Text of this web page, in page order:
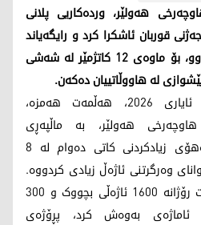
هەولێر، وردەکاریی پلانی
قوربان ئاشکرا کرد و رایگەیاند
کە هاوشێوەی ساڵانی رابردوو، بۆ ماوەی 12 کاتژمێر لە شەشی
لە هاووڵاتییان دەکەن.
ئەمڕۆ دووشەممە، 18ـی ئایاری 2026، هەڵمەت هەمزە،
هەولێر، بە ماڵپەڕی
کوردستان24ـی راگەیاند؛ بەهۆی زیادکردنی کاتی دەوام لە 8
12 کاتژمێر، توانای وەرگرتنی ئاژەڵ زیادی کردووە.
ئێستا کوشتارگەکە دەتوانێت رۆژانە 1600 ئاژەڵی بچووک و 300
ئاماژەی بەوەش کرد، پڕۆژەی